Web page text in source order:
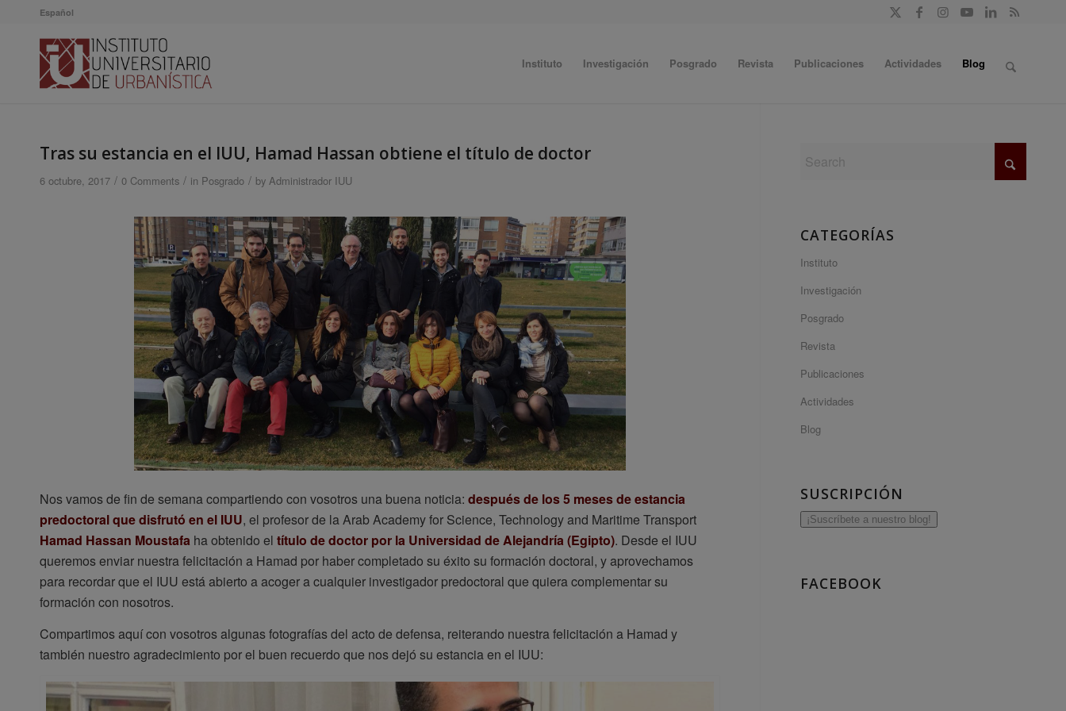
Español
Instituto Investigación Posgrado Revista Publicaciones Actividades Blog
Tras su estancia en el IUU, Hamad Hassan obtiene el título de doctor
6 octubre, 2017 / 0 Comments / in Posgrado / by Administrador IUU
Nos vamos de fin de semana compartiendo con vosotros una buena noticia: después de los 5 meses de estancia
predoctoral que disfrutó en el IUU, el profesor de la Arab Academy for Science, Technology and Maritime Transport
Hamad Hassan Moustafa ha obtenido el título de doctor por la Universidad de Alejandría (Egipto). Desde el IUU
queremos enviar nuestra felicitación a Hamad por haber completado su éxito su formación doctoral, y aprovechamos
para recordar que el IUU está abierto a acoger a cualquier investigador predoctoral que quiera complementar su
formación con nosotros.
Compartimos aquí con vosotros algunas fotografías del acto de defensa, reiterando nuestra felicitación a Hamad y
también nuestro agradecimiento por el buen recuerdo que nos dejó su estancia en el IUU:
CATEGORÍAS
Instituto
Investigación
Posgrado
Revista
Publicaciones
Actividades
Blog
SUSCRIPCIÓN
¡Suscríbete a nuestro blog!
FACEBOOK